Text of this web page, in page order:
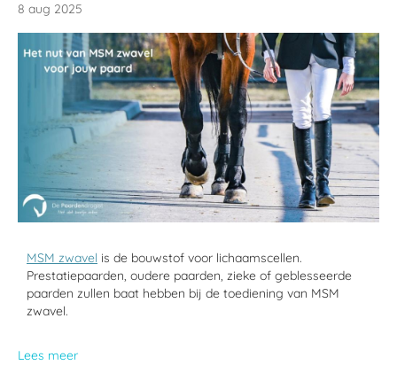
8 aug 2025
MSM zwavel is de bouwstof voor lichaamscellen.
Prestatiepaarden, oudere paarden, zieke of geblesseerde
paarden zullen baat hebben bij de toediening van MSM
zwavel.
Lees meer